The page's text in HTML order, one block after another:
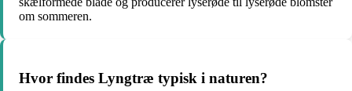
om sommeren.
Hvor findes Lyngtræ typisk i naturen?